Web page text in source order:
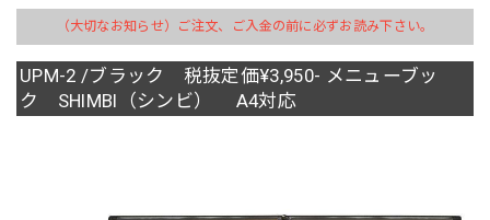
（大切なお知らせ）ご注文、ご入金の前に必ずお読み下さい。
UPM-2 /ブラック 税抜定価¥3,950- メニューブッ
ク SHIMBI（シンビ） A4対応